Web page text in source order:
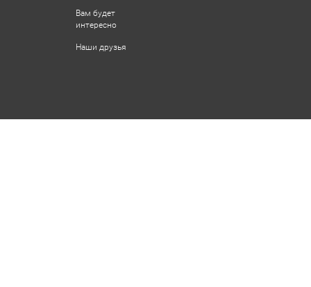
Вам будет
интересно
Наши друзья